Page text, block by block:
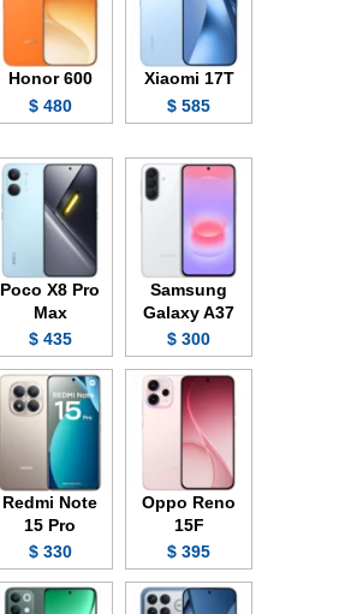
Xiaomi 17T
585 $
Honor 600
480 $
Samsung
Galaxy A37
300 $
Poco X8 Pro
Max
435 $
Oppo Reno
15F
395 $
Redmi Note
15 Pro
330 $